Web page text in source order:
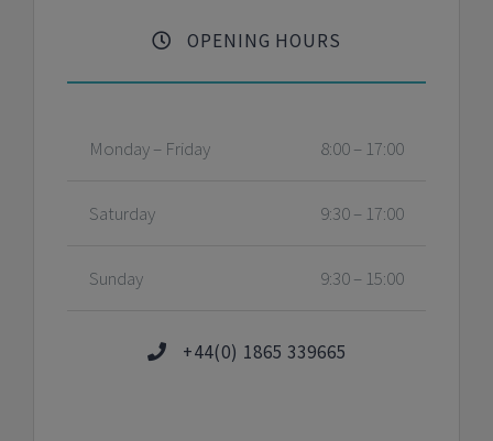
OPENING HOURS
Monday – Friday 8:00 – 17:00
Saturday 9:30 – 17:00
Sunday 9:30 – 15:00
+44(0) 1865 339665